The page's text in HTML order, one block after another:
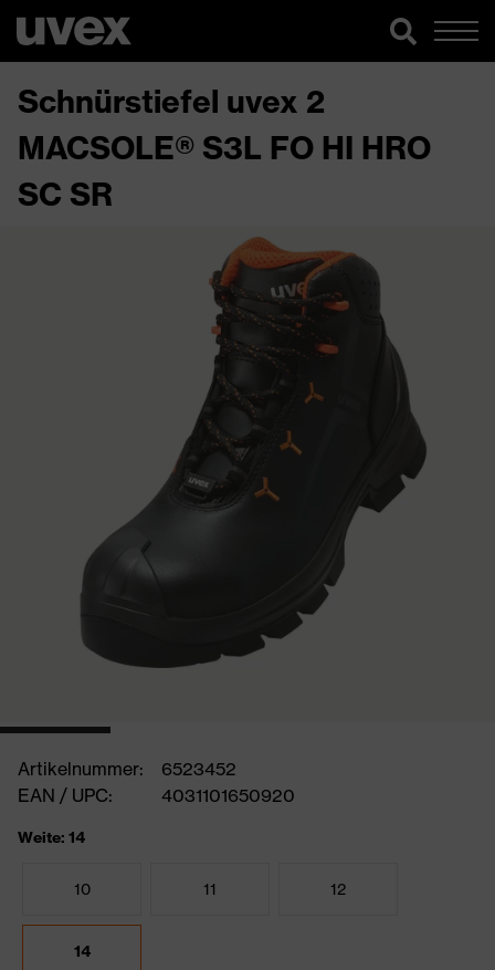
Schnürstiefel uvex 2
MACSOLE® S3L FO HI HRO
SC SR
Artikelnummer:
6523452
EAN / UPC:
4031101650920
Weite: 14
10 11 12
14